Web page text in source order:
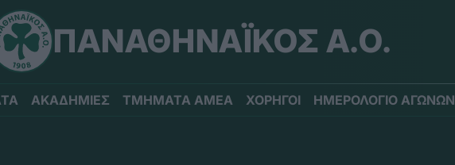
ΠΑΝΑΘΗΝΑΪΚΟΣ Α.Ο.
ΑΚΑΔΗΜΙΕΣ ΤΜΗΜΑΤΑ ΑΜΕΑ ΧΟΡΗΓΟΙ ΗΜΕΡΟΛΟΓΙΟ ΑΓΩΝΩΝ